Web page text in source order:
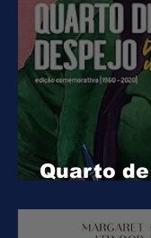
Quarto